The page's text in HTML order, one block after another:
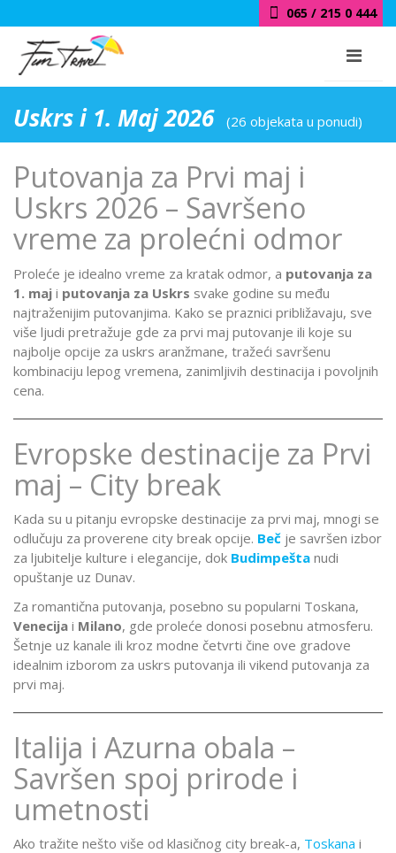
018 / 415 0 444
Uskrs i 1. Maj 2026 (26 objekata u ponudi)
Putovanja za Prvi maj i
Uskrs 2026 – Savršeno
vreme za prolećni odmor
Proleće je idealno vreme za kratak odmor, a putovanja za
1. maj i putovanja za Uskrs svake godine su među
najtraženijim putovanjima. Kako se praznici približavaju, sve
više ljudi pretražuje gde za prvi maj putovanje ili koje su
najbolje opcije za uskrs aranžmane, tražeći savršenu
kombinaciju lepog vremena, zanimljivih destinacija i povoljnih
cena.
Evropske destinacije za Prvi
maj – City break
Kada su u pitanju evropske destinacije za prvi maj, mnogi se
odlučuju za proverene city break opcije. Beč je savršen izbor
za ljubitelje kulture i elegancije, dok Budimpešta nudi
opuštanje uz Dunav.
Za romantična putovanja, posebno su popularni Toskana,
Venecija i Milano, gde proleće donosi posebnu atmosferu.
Šetnje uz kanale ili kroz modne četvrti čine ove gradove
idealnim izborom za uskrs putovanja ili vikend putovanja za
prvi maj.
Italija i Azurna obala –
Savršen spoj prirode i
umetnosti
Ako tražite nešto više od klasičnog city break-a, Toskana i